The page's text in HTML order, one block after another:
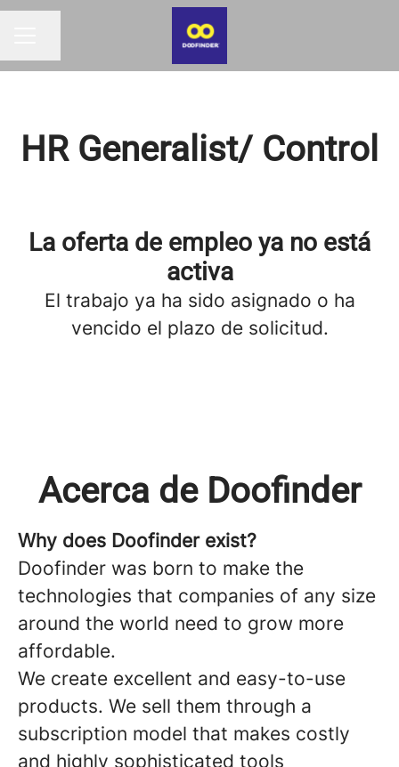
HR Generalist/ Control
La oferta de empleo ya no está
activa
El trabajo ya ha sido asignado o ha
vencido el plazo de solicitud.
Acerca de Doofinder
Why does Doofinder exist?
Doofinder was born to make the
technologies that companies of any size
around the world need to grow more
affordable.
We create excellent and easy-to-use
products. We sell them through a
subscription model that makes costly
and highly sophisticated tools